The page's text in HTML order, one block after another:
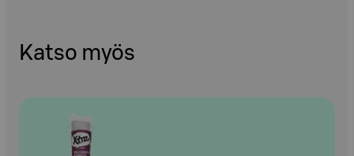
Katso myös